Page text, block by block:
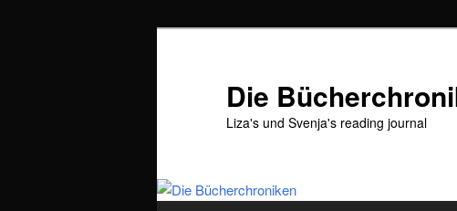
Die
Liza's und Svenja's reading journal